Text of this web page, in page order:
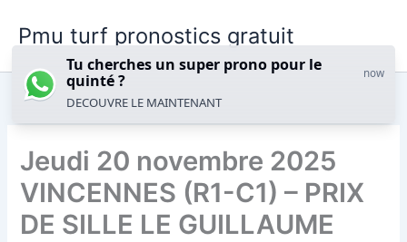
Pmu turf pronostics gratuit
Jeudi 20 novembre 2025
VINCENNES (R1-C1) – PRIX
DE SILLE LE GUILLAUME
Tu cherches un super prono pour le
quinté ?
now
DECOUVRE LE MAINTENANT